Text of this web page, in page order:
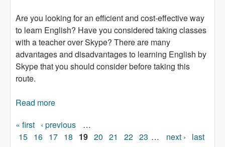
Are you looking for an efficient and cost-effective way
to learn English? Have you considered taking classes
with a teacher over Skype? There are many
advantages and disadvantages to learning English by
Skype that you should consider before taking this
route.
Read more
Pages
« first ‹ previous
…
15 16 17 18 19 20 21 22 23 … next ›
last